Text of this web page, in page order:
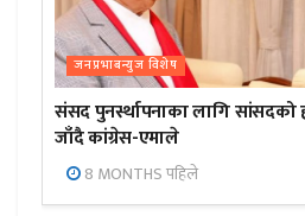
जनप्रभाबन्युज विशेष
संसद पुनर्स्थापनाका लागि सांसदको
जाँदै कांग्रेस-एमाले
8 MONTHS पहिले